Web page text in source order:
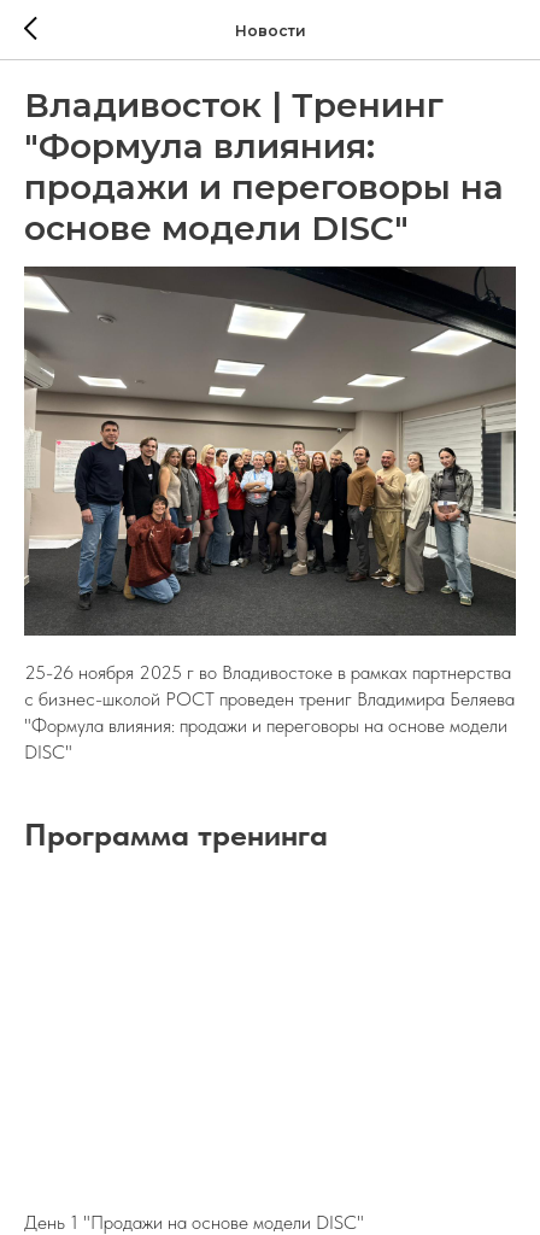
Новости
Владивосток | Тренинг
"Формула влияния:
продажи и переговоры на
основе модели DISC"
25-26 ноября 2025 г во Владивостоке в рамках партнерства
с бизнес-школой РОСТ проведен трениг Владимира Беляева
"Формула влияния: продажи и переговоры на основе модели
DISC"
Программа тренинга
День 1 "Продажи на основе модели DISC"